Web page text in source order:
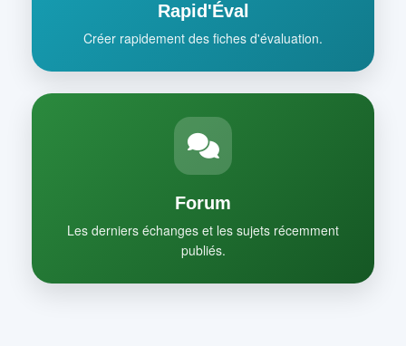
Rapid'Éval
Créer rapidement des fiches d'évaluation.
Forum
Les derniers échanges et les sujets récemment
publiés.